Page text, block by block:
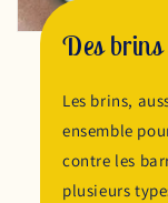
Des brins
Les brins,
ensemble
contre les
plusieurs